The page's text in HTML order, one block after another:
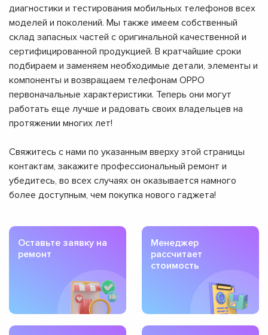
диагностики и тестирования мобильных телефонов всех
моделей и поколений. Мы также имеем собственный
склад запасных частей с оригинальной качественной и
сертифицированной продукцией. В кратчайшие сроки
подбираем и заменяем необходимые детали, элементы и
компоненты и возвращаем телефонам OPPO
первоначальные характеристики. Теперь они могут
работать еще лучше и радовать своих владельцев на
протяжении многих лет!
Свяжитесь с нами по указанным вверху этой страницы
контактам, закажите профессиональный ремонт и
убедитесь, во всех случаях он оказывается намного
более доступным, чем покупка нового гаджета!
Оставьте заявку на
ремонт
Менеджер
рассчитает
стоимость